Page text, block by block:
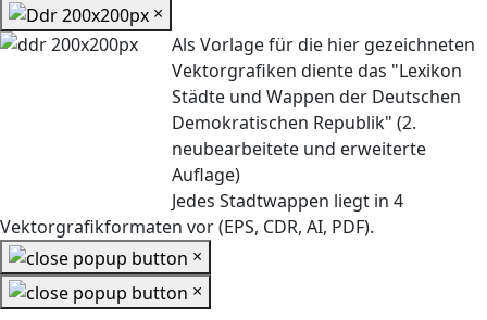
×
Als Vorlage für die hier gezeichneten
Vektorgrafiken diente das "Lexikon
Städte und Wappen der Deutschen
Demokratischen Republik" (2.
neubearbeitete und erweiterte
Auflage)
Jedes Stadtwappen liegt in 4
Vektorgrafikformaten vor (EPS, CDR, AI, PDF).
×
×